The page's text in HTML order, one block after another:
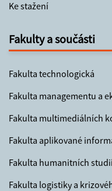
Ke stažení
Fakulty a součásti
Fakulta technologická
Fakulta managementu a
Fakulta multimediálních
Fakulta aplikované
Fakulta humanitních
Fakulta logistiky a